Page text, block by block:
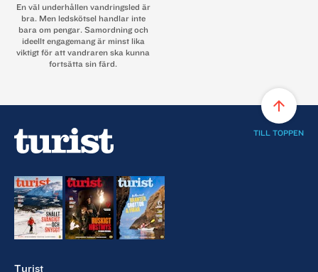
En väl underhållen vandringsled är
bra. Men ledskötsel handlar inte
bara om pengar. Samordning och
ideellt engagemang är minst lika
viktigt för att vandraren ska kunna
fortsätta sin färd.
Turist
arrow_upward
TILL TOPPEN